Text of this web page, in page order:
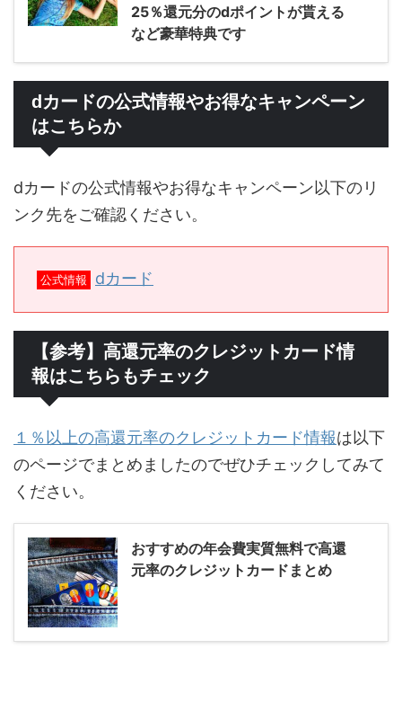
25％還元分のdポイントが貰える
など豪華特典です
dカードの公式情報やお得なキャンペーン
はこちらか
dカードの公式情報やお得なキャンペーン以下のリ
ンク先をご確認ください。
公式情報 dカード
【参考】高還元率のクレジットカード情
報はこちらもチェック
１％以上の高還元率のクレジットカード情報は以下
のページでまとめましたのでぜひチェックしてみて
ください。
おすすめの年会費実質無料で高還
元率のクレジットカードまとめ